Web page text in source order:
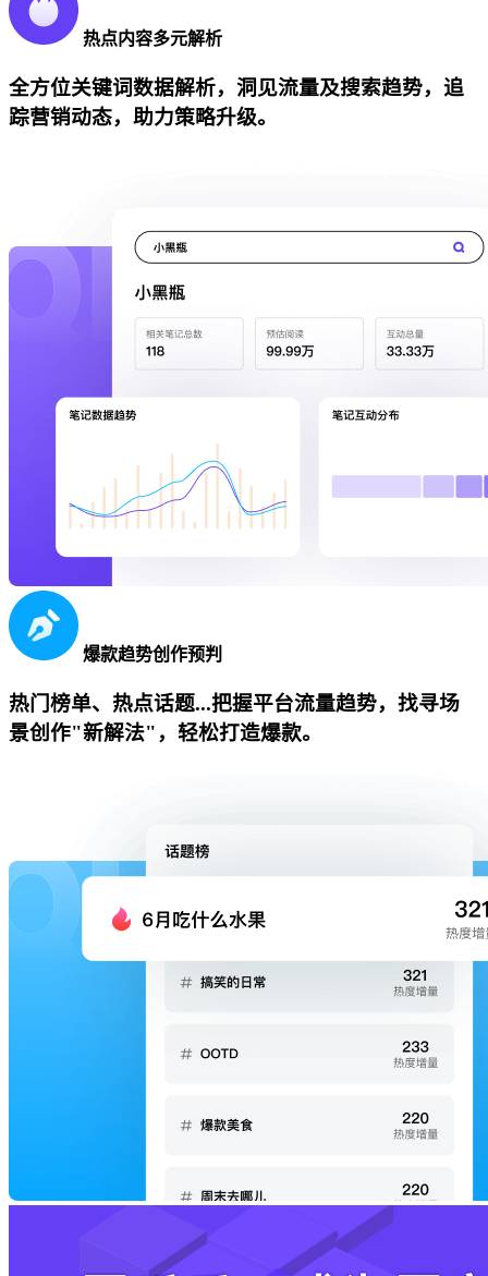
热点内容多元解析
全方位关键词数据解析，洞见流量及搜索趋势，追
踪营销动态，助力策略升级。
爆款趋势创作预判
热门榜单、热点话题...把握平台流量趋势，找寻场
景创作"新解法"，轻松打造爆款。